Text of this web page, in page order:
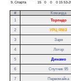
9. Спарта 15 0 0 0 15 53-
# Команда
1
Торпедо
2
УРЦ ЯМЗ
3
Заря
4
Лотор
5
Динамо
6
Спутник 95
7
Первомайка